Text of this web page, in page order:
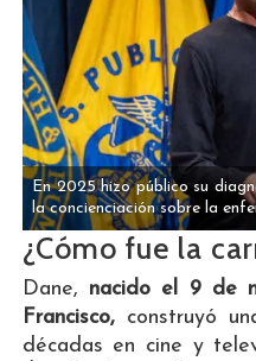
En 2025 hizo público su
la concienciación sobre la
¿Cómo fue la
Dane, nacido el 9 de
Francisco,construyó
décadas en cine y